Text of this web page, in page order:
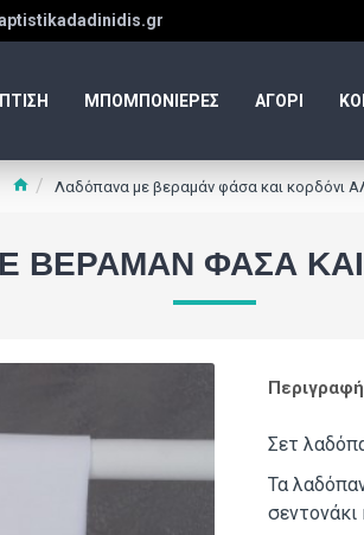
ΜΠΟΜΠΟΝΙΕΡΕΣ ΑΓΟΡΙ
Λαδόπανα με βεραμάν φάσα και κορδόνι
ΒΕΡΑΜΆΝ ΦΆΣΑ ΚΑΙ
Περιγραφή
Σετ
Τα
σεντονάκι